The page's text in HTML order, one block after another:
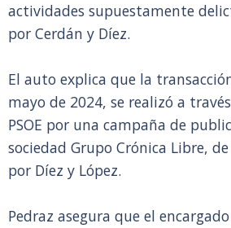
actividades supuestamente
por Cerdán y Díez.
El auto explica que la
mayo de 2024, se realizó a
PSOE por una campaña de
sociedad Grupo Crónica Libre,
por Díez y López.
Pedraz asegura que el